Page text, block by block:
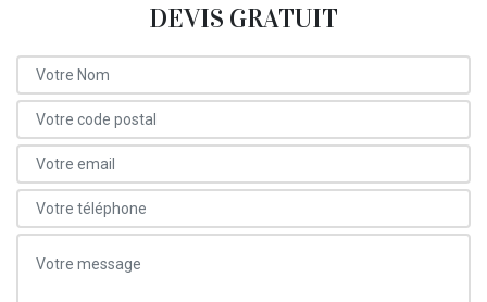
DEVIS GRATUIT